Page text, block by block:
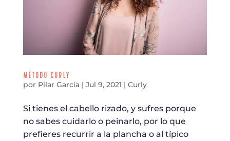
Método Curly
por Pilar García| Jul 9, 2021 | Curly
Si tienes el cabello rizado, y sufres porque
no sabes cuidarlo o peinarlo, por lo que
prefieres recurrir a la plancha o al típico